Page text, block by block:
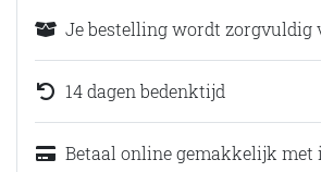
Je bestelling wordt zorgvuldig
14 dagen bedenktijd
Betaal online gemakkelijk met